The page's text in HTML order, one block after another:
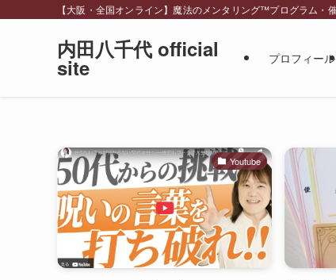
【大阪・全国オンライン】魔法のメンタリング™︎プログラム・
内田八千代 official
site プロフィール
Youtube